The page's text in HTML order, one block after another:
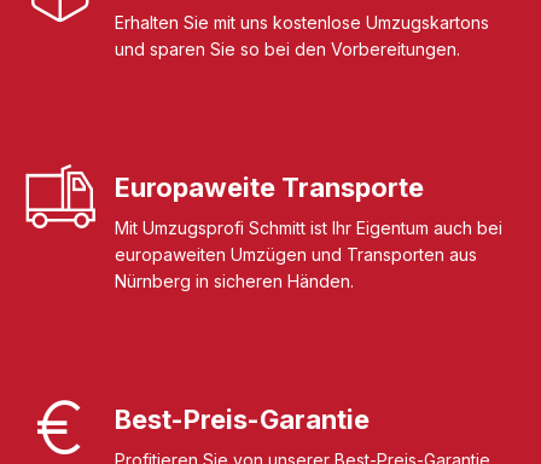
Erhalten Sie mit uns kostenlose Umzugskartons
und sparen Sie so bei den Vorbereitungen.
Europaweite Transporte
Mit Umzugsprofi Schmitt ist Ihr Eigentum auch bei
europaweiten Umzügen und Transporten aus
Nürnberg in sicheren Händen.
Best-Preis-Garantie